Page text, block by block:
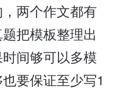
两个作文都有
把模板整理出
间够可以多模
要保证至少写1